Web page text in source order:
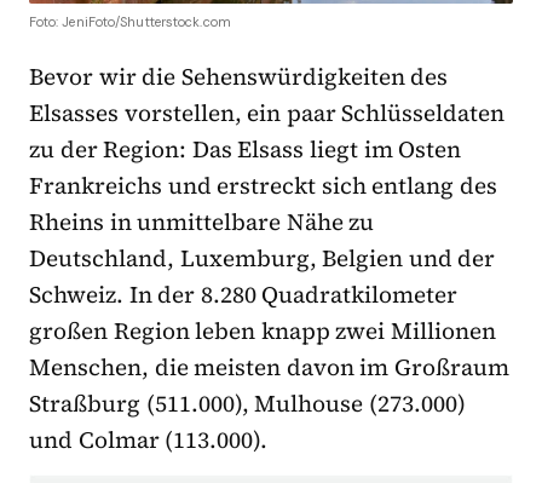
Foto: JeniFoto/Shutterstock.com
Bevor wir die Sehenswürdigkeiten des
Elsasses vorstellen, ein paar Schlüsseldaten
zu der Region: Das Elsass liegt im Osten
Frankreichs und erstreckt sich entlang des
Rheins in unmittelbare Nähe zu
Deutschland, Luxemburg, Belgien und der
Schweiz. In der 8.280 Quadratkilometer
großen Region leben knapp zwei Millionen
Menschen, die meisten davon im Großraum
Straßburg (511.000), Mulhouse (273.000)
und Colmar (113.000).